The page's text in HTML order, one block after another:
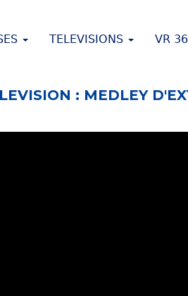
TELEVISIONS VR
: MEDLEY